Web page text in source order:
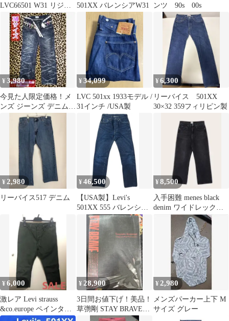
LVC66501 W31 リジッ
ト 裾上げのみ 1999年
501XX バレンシアW31
ンツ 90s 00s
¥3,980
今見た人限定価格！メ
ンズ ジーンズ デニム
パンツ
¥34,099
LVC 501xx 1933モデル /
31インチ /USA製
¥6,300
リーバイス 501XX
30×32 359フィリピン製
¥2,980
リーバイス517 デニム
¥46,500
【USA製】Levi's
501XX 555 バレンシ
ア BIG E 赤耳 濃紺
¥8,500
入手困難 menes black
denim ワイドレックデ
ニム バギー パンツ
¥6,000
激レア Levi strauss
&co.europe ペインター
チュニジア製
¥ 28,900
3日間お値下げ！美品！
草彅剛 STAY BRAVE
Levi's 501
¥ 2,980
メンズパーカー上下 M
サイズ グレー